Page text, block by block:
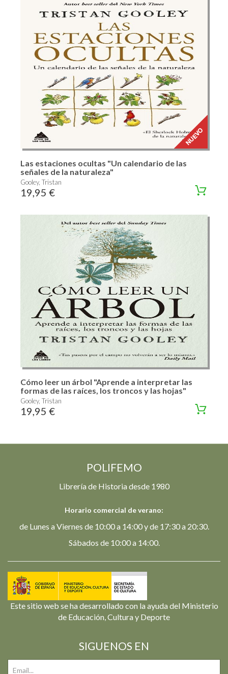
Las estaciones ocultas "Un calendario de las
señales de la naturaleza"
Gooley, Tristan
19,95 €
Cómo leer un árbol "Aprende a interpretar las
formas de las raíces, los troncos y las hojas"
Gooley, Tristan
19,95 €
POLIFEMO
Librería de Historia desde 1980
Horario comercial de verano:
de Lunes a Viernes de 10:00 a 14:00 y de 17:30 a 20:30.
Sábados de 10:00 a 14:00.
Este sitio web se ha desarrollado con la ayuda del Ministerio
de Educación, Cultura y Deporte
SIGUENOS EN